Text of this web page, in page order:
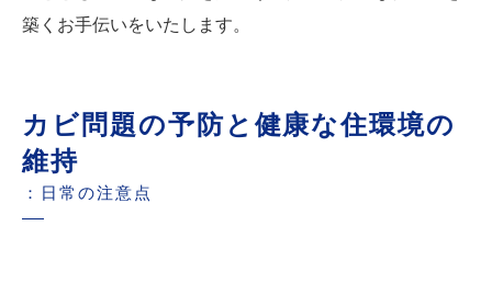
築くお手伝いをいたします。
カビ問題の予防と健康な住環境の
維持
：日常の注意点